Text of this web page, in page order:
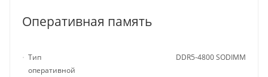
Оперативная память
Тип
оперативной
DDR5-4800 SODIMM